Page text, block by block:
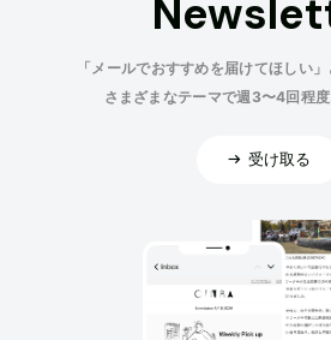
「メールでおすすめを届けてほしい」
さまざまなテーマで週3〜4回程度
受け取る